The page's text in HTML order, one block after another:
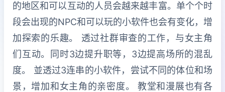
的地区和可以互动的人员会越来越丰富。单个个时
段会出现的NPC和可以玩的小软件也会有变化，增
加探索的乐趣。 透过社群审查的工作，与女主角
们互动。同时3边提升职等，3边提高场所的混乱
度。 並透过3连串的小软件，尝试不同的体位和场
景，增加和女主角的亲密度。 教堂和漫展也有各